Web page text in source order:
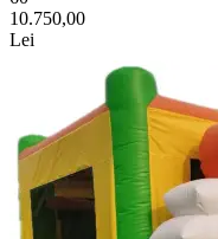
10.750,00
Lei